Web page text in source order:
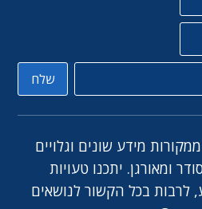
שלח
מידע שונים וגלויים
ומאורגן. יתכנו טעויות
לרבות בכל הקשור לנושאים